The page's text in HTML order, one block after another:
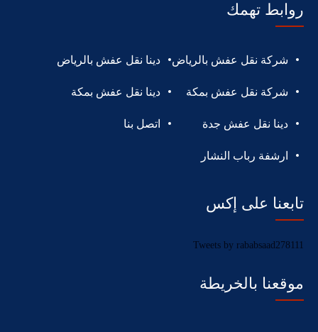
روابط تهمك
شركة نقل عفش بالرياض دينا نقل عفش بالرياض
شركة نقل عفش بمكة دينا نقل عفش بمكة
دينا نقل عفش جدة اتصل بنا
ارشفة رباب النشار
تابعنا على إكس
Tweets by rababsaad278111
موقعنا بالخريطة